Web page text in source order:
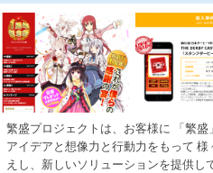
繁盛プロジェクトは、お客様に 「繁盛
アイデアと想像力と行動力をもって
えし、新しいソリューションを提供し